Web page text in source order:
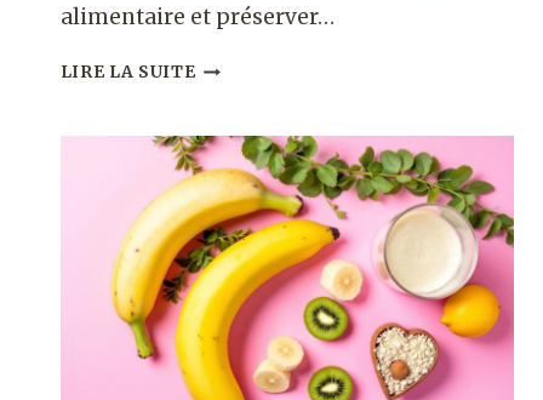
alimentaire et préserver…
LIRE LA SUITECOMBIEN
UN
FRIGO
PEUT-
IL
RESTER
OUVERT​
SANS
RISQUE
?